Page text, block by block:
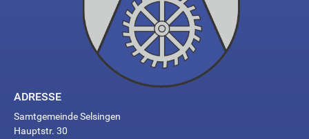
ADRESSE
Samtgemeinde Selsingen
Hauptstr. 30